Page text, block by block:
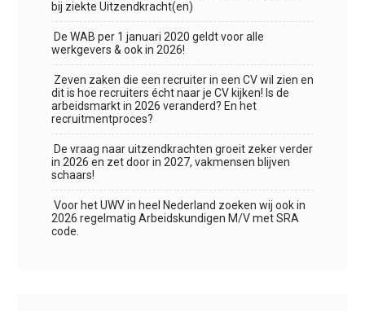
bij ziekte Uitzendkracht(en)
De WAB per 1 januari 2020 geldt voor alle
werkgevers & ook in 2026!
Zeven zaken die een recruiter in een CV wil zien en
dit is hoe recruiters écht naar je CV kijken! Is de
arbeidsmarkt in 2026 veranderd? En het
recruitmentproces?
De vraag naar uitzendkrachten groeit zeker verder
in 2026 en zet door in 2027, vakmensen blijven
schaars!
Voor het UWV in heel Nederland zoeken wij ook in
2026 regelmatig Arbeidskundigen M/V met SRA
code.